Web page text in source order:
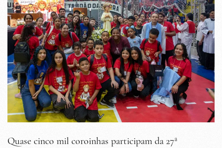
Quase cinco mil coroinhas participam da 27ª